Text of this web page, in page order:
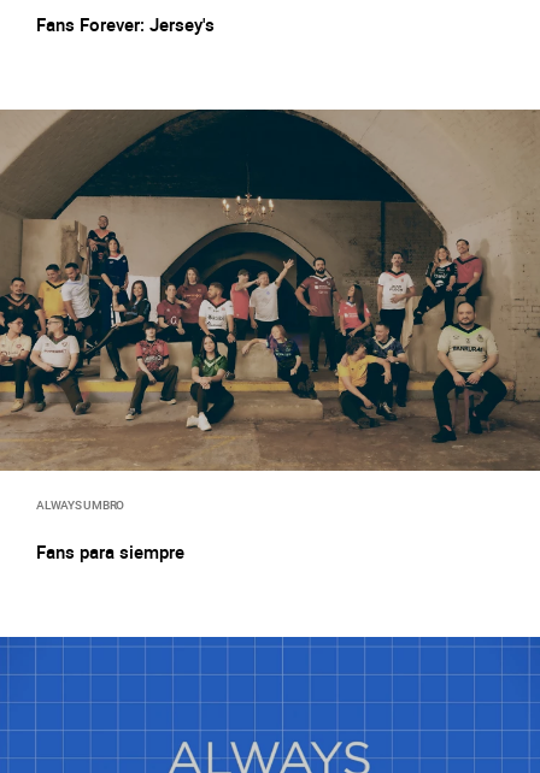
Fans Forever: Jersey's
ALWAYS UMBRO
Fans para siempre